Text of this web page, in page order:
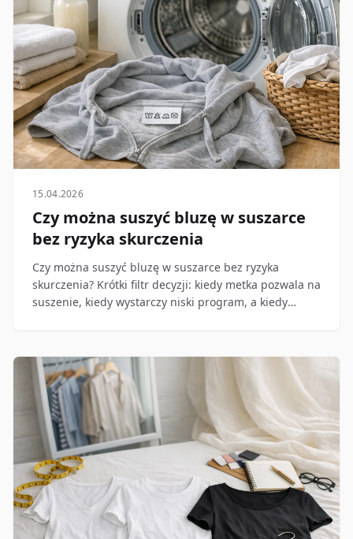
15.04.2026
Czy można suszyć bluzę w suszarce
bez ryzyka skurczenia
Czy można suszyć bluzę w suszarce bez ryzyka
skurczenia? Krótki filtr decyzji: kiedy metka pozwala na
suszenie, kiedy wystarczy niski program, a kiedy